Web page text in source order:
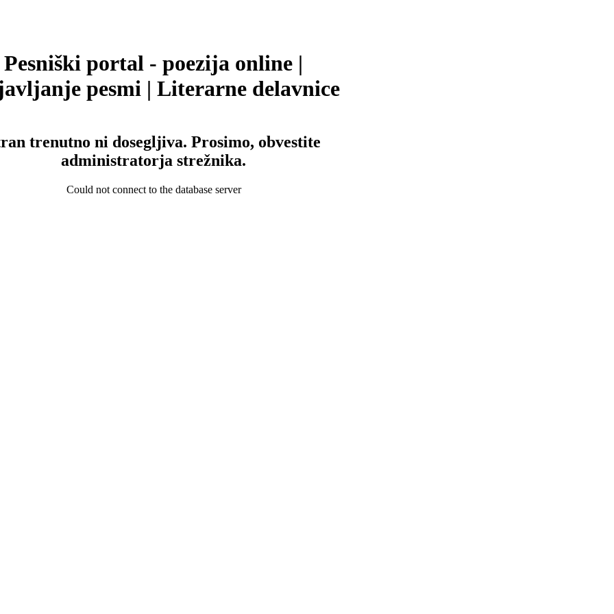
Pesniški portal - poezija online |
pesmi | Literarne delavnice
trenutno ni dosegljiva. Prosimo, obvestite
administratorja strežnika.
Could not connect to the database server